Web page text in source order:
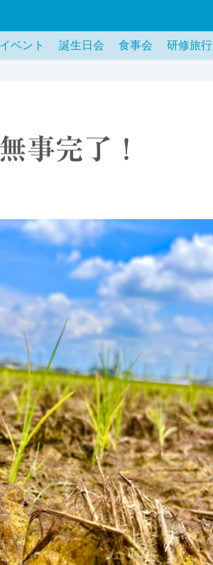
イベント 誕生日会 食事会 研修旅行
事完了！